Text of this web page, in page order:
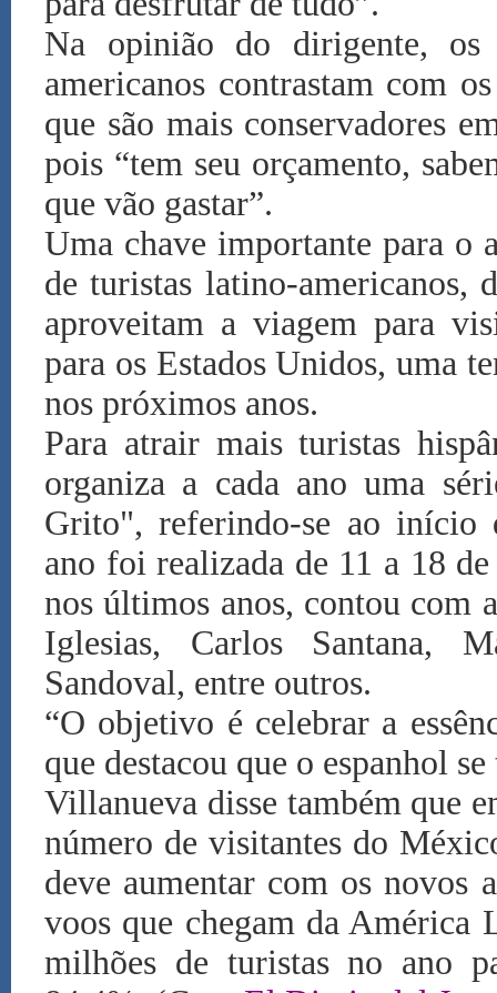
Na opinião do dirigente, os
americanos contrastam com
que são mais conservadores
pois “tem seu orçamento,
que vão gastar”.
Uma chave importante para o
de turistas latino-americanos,
aproveitam a viagem para
para os Estados Unidos, uma
nos próximos anos.
Para atrair mais turistas
organiza a cada ano uma
Grito", referindo-se ao início
ano foi realizada de 11 a 18
nos últimos anos, contou com
Iglesias, Carlos Santana,
Sandoval, entre outros.
“O objetivo é celebrar a
que destacou que o espanhol
Villanueva disse também que
número de visitantes do
deve aumentar com os novos
voos que chegam da América
milhões de turistas no ano